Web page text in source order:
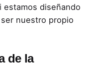
estamos diseñando
nuestro propio
de la